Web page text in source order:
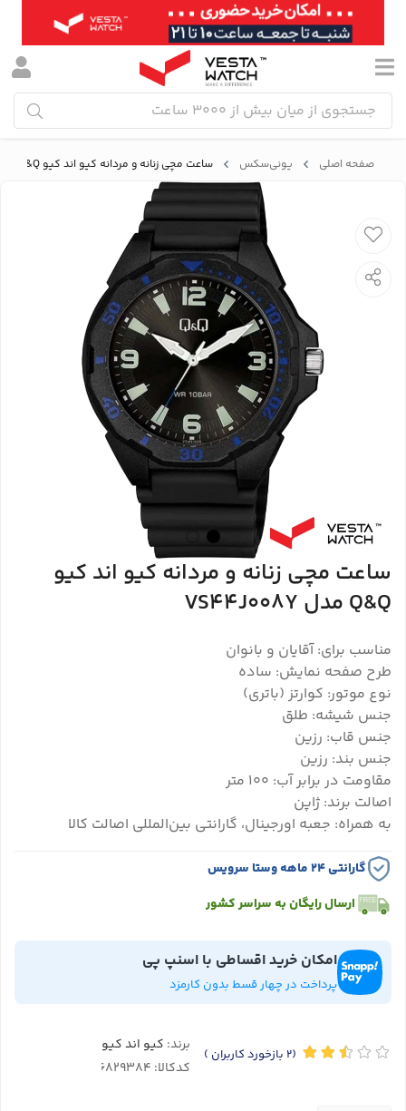
صفحه اصلی یونی‌سکس ساعت مچی زنانه و مردانه کیو اند کیو Q&Q مدل VS44J008Y
ساعت مچی زنانه و مردانه کیو اند کیو
Q&Q مدل VS44J008Y
مناسب برای: آقایان و بانوان
طرح صفحه نمایش: ساده
نوع موتور: کوارتز (باتری)
جنس شیشه: طلق
جنس قاب: رزین
جنس بند: رزین
مقاومت در برابر آب: 100 متر
اصالت برند: ژاپن
به همراه: جعبه اورجینال، گارانتی بین‌المللی اصالت کالا
گارانتی ۲۴ ماهه وستا سرویس
ارسال رایگان به سراسر کشور
امکان خرید اقساطی با اسنپ پی
پرداخت در چهار قسط بدون کارمزد
(2 بازخورد کاربران ) برند: کیو اند کیو
کدکالا: